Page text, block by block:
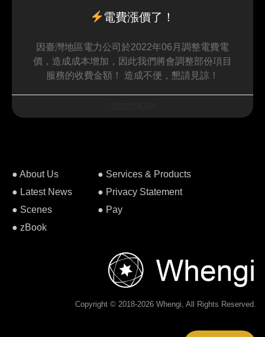
電費漲價了！
因臺灣地區電力公司於2022年06月調整電費電
價，造成成本增加，因此我們將會調整部份項目
服務的收費金額！ 造成不便，懇請見諒！
2022/06/01
● About Us
● Latest News
● Scenes
● zBook
● Services & Products
● Privacy Statement
● Pay
Copyright © 2018-2026 Whengi, All Rights Reserved.